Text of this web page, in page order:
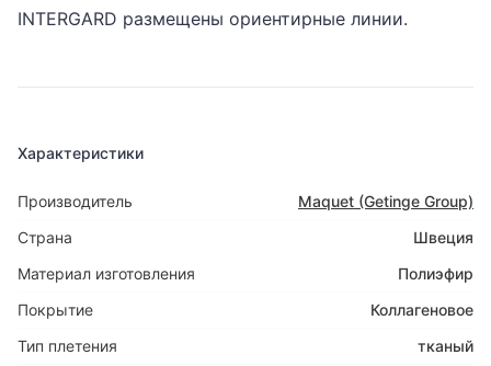
INTERGARD размещены ориентирные линии.
Характеристики
Производитель
Maquet (Getinge Group)
Страна
Швеция
Материал изготовления
Полиэфир
Покрытие
Коллагеновое
Тип плетения
тканый